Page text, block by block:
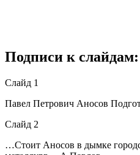
Подписи к слайдам:
Слайд 1
Павел Петрович Аносов
Слайд 2
…Стоит Аносов в дымке